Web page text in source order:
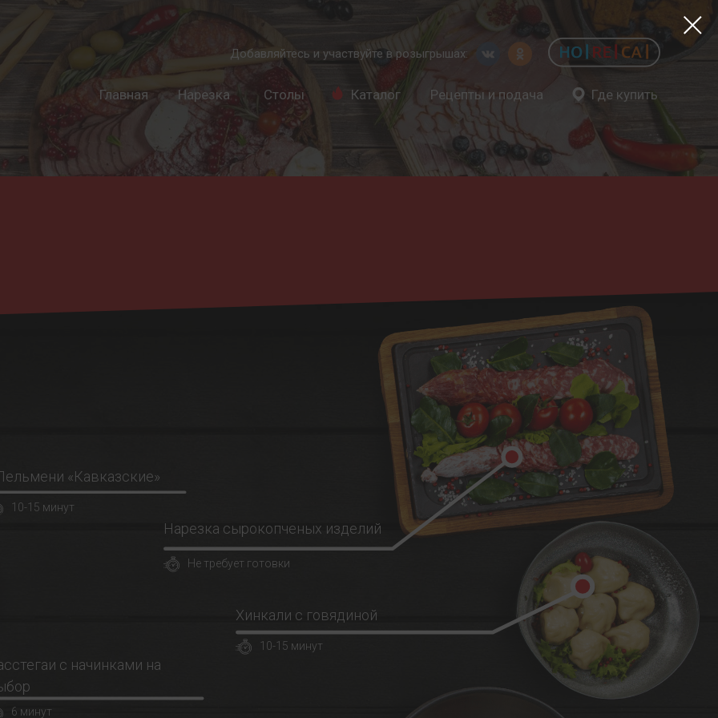
Добавляйтесь и участвуйте в розыгрышах:
Рецепты и подача Где купить
Каталог
Столы
Нарезка
Главная
«Кавказские»
10-15 минут
Нарезка сырокопченых изделий
Не требует готовки
Хинкали с говядиной
10-15 минут
с начинками на
6 минут